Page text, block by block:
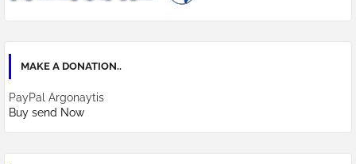
MAKE A DONATION..
PayPal Argonaytis
Buy send Now